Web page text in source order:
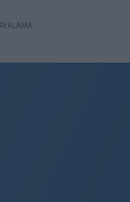
REKLAMA